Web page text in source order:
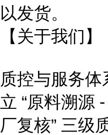
以发货。
【关于我们】
质控与服务体
立 “原料溯源
厂复核” 三级